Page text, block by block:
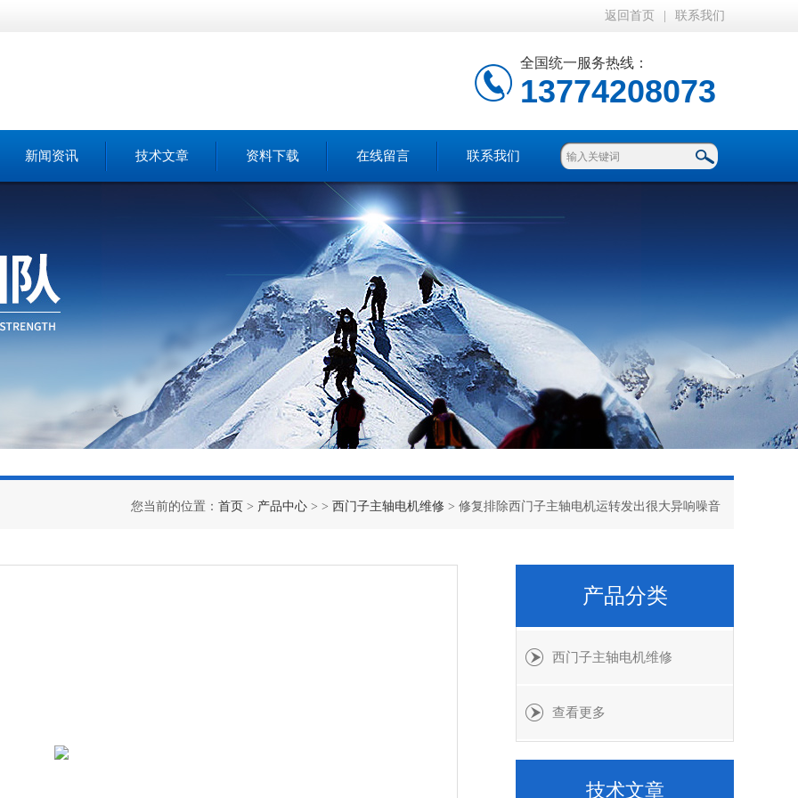
返回首页 联系我们
全国统一服务热线：
13774208073
新闻资讯 技术文章 资料下载 在线留言 联系我们
您当前的位置： 首页 > 产品中心 > > 西门子主轴电机维修 > 修复排除西门子主轴电机运转发出很大异响噪音
产品分类
西门子主轴电机维修
查看更多
技术文章